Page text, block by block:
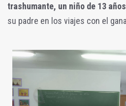
trashumante, un niño de 13 años
su padre en los viajes con el